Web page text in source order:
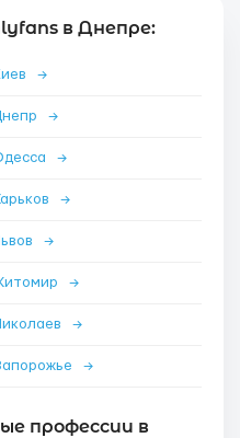
в Днепре:
→
→
→
→
→
→
→
→
профессии в